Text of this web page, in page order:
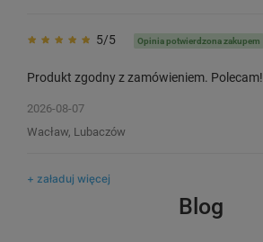
5/5 Opinia potwierdzona zakupem
Produkt zgodny z zamówieniem. Polecam!
2026-08-07
Wacław, Lubaczów
+ załaduj więcej
Blog